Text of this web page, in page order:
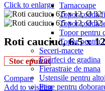
Tarnacoape
Topor coada
Topor coada
Topor pentru
Topor pentru
Seceri-macete
Foarfeci de gradina
Fierastraie de mana
Ustensile pentru
Pene pentru
Click to enlarge
Roti cauciuc, 6.5 x
Stoc epuizat
Compare
Add to wishlist